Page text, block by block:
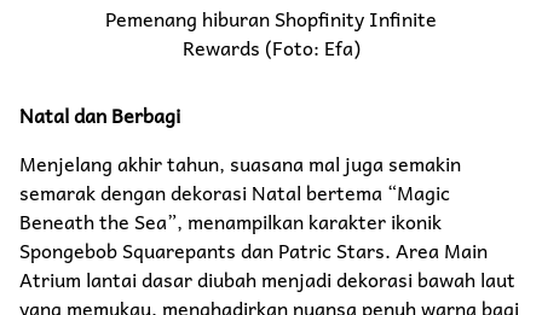
Pemenang hiburan Shopfinity Infinite
Rewards (Foto: Efa)
Natal dan Berbagi
Menjelang akhir tahun, suasana mal juga semakin
semarak dengan dekorasi Natal bertema “Magic
Beneath the Sea”, menampilkan karakter ikonik
Spongebob Squarepants dan Patric Stars. Area Main
Atrium lantai dasar diubah menjadi dekorasi bawah laut
yang memukau, menghadirkan nuansa penuh warna bagi